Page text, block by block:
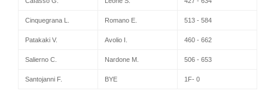
Cinquegrana L. Romano E. 513 - 584
Patakaki V. Avolio I. 460 - 662
Salierno C. Nardone M. 506 - 653
Santojanni F. BYE 1F- 0